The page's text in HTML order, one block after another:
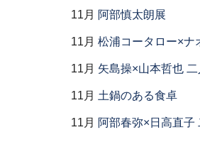
11月 阿部慎太朗展
11月 松浦コータロー×ナ
11月 矢島操×山本哲也
11月 土鍋のある食卓
11月 阿部春弥×日高直子